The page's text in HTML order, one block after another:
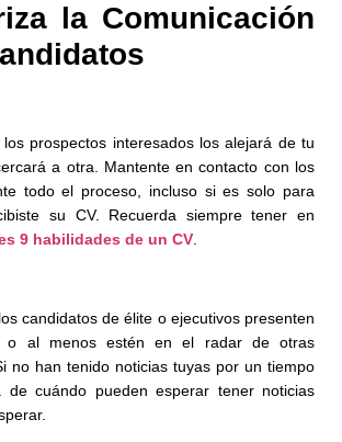
la Comunicación
prospectos interesados ​​los alejará de tu
a otra. Mantente en contacto con los
todo el proceso, incluso si es solo para
su CV. Recuerda siempre tener en
9 habilidades de un CV
candidatos de élite o ejecutivos presenten
o al menos estén en el radar de otras
no han tenido noticias tuyas por un tiempo
cuándo pueden esperar tener noticias